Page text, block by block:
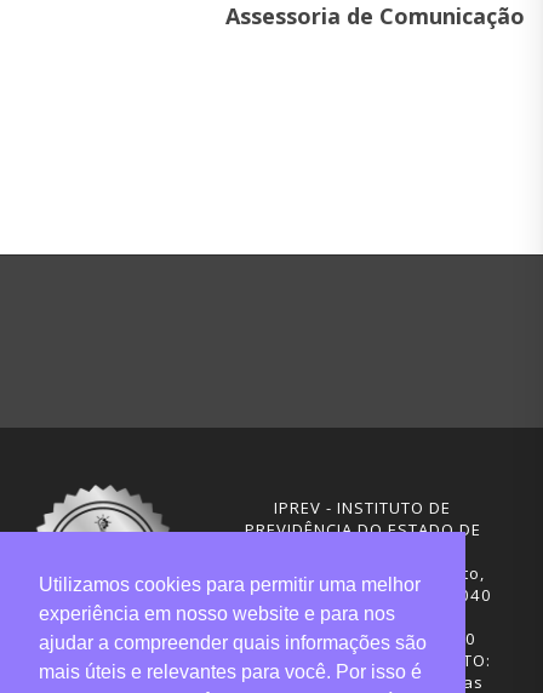
Assessoria de Comunicação
IPREV - INSTITUTO DE
PREVIDÊNCIA DO ESTADO DE
Rua Visconde de Ouro Preto,
291 – Centro - CEP: 88020-040
Florianópolis - SC
Telefones: (48) 3665-4600
HORÁRIO DE FUNCIONAMENTO:
Central de Atendimento: das
Utilizamos cookies para permitir uma melhor
experiência em nosso website e para nos
ajudar a compreender quais informações são
mais úteis e relevantes para você. Por isso é